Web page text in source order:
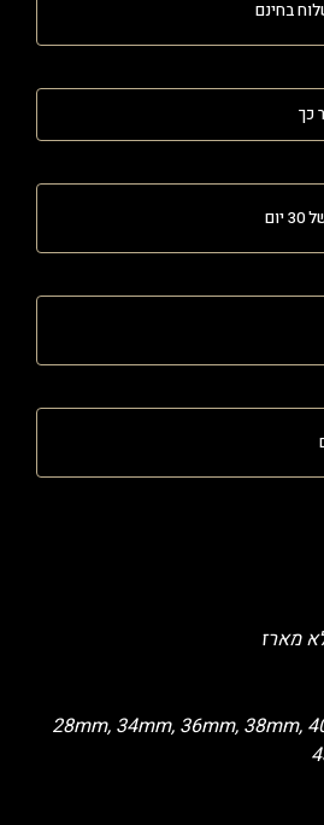
בחינם
כך
28mm, 34mm, 36mm, 38mm,